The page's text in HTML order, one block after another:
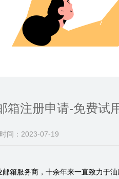
箱注册申请-免费试
间： 2023-07-19
箱服务商，十余年来一直致力于